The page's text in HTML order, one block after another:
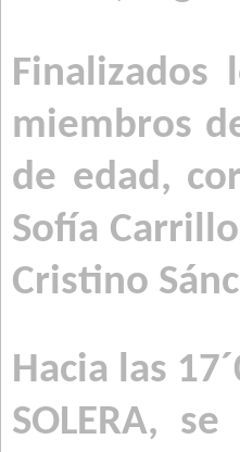
Finalizados
miembros
de edad,
Sofía
Cristino
Hacia las
SOLERA,